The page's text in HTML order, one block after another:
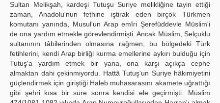
Sultan Melikşah, kardeşi Tutuşu Suriye melikliğine tayin ettiği
zaman, Anadolu'nun fethine iştirak eden birçok Türkmen
komutanı yanında, Musul'un Arap emîri Şerefüddevle Müslim'i
de ona yardım etmekle görevlendirmişti. Ancak Müslim, Selçuklu
sultanının tâbilerinden olmasına rağmen, bu bölgedeki Türk
fetihlerini, kendi Arap birliği kurma emellerine aykırı bulduğu için
Tutuş'a yardım etmek bir yana, ona karşı açıkça cephe
almaktan dahi çekinmiyordu. Hattâ Tutuş'un Suriye hâkimiyetini
güçlendirmek için giriştiği Haleb muhasarasını akamete uğrattığı
gibi şehri kısa bir süre sonra kendisi ele geçirmişti. Müslim